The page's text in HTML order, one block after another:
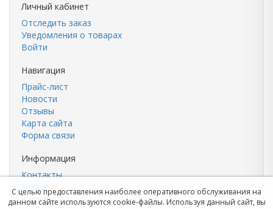
Личный кабинет
Отследить заказ
Уведомления о товарах
Войти
Навигация
Прайс-лист
Новости
Отзывы
Карта сайта
Форма связи
Информация
Контакты
Кирпич
С целью предоставления наиболее оперативного обслуживания на
данном сайте используются cookie-файлы. Используя данный сайт, вы